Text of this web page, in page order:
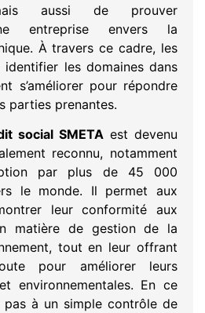
aussi de prouver
entreprise envers la
À travers ce cadre, les
identifier les domaines dans
s’améliorer pour répondre
parties prenantes.
social SMETA est devenu
reconnu, notamment
par plus de 45 000
le monde. Il permet aux
leur conformité aux
matière de gestion de la
tout en leur offrant
pour améliorer leurs
environnementales. En ce
à un simple contrôle de